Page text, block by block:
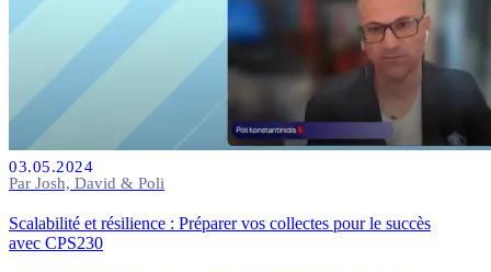
03.05.2024
Par Josh, David & Poli
Scalabilité et résilience : Préparer vos collectes pour le succès
avec CPS230